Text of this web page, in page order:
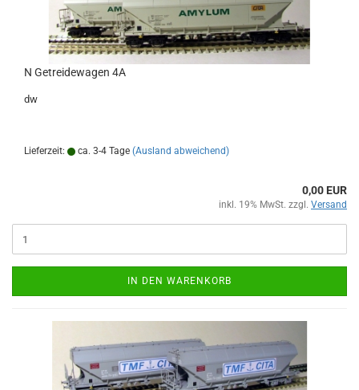
N Getreidewagen 4A
dw
Lieferzeit: ca. 3-4 Tage (Ausland abweichend)
0,00 EUR
inkl. 19% MwSt. zzgl. Versand
IN DEN WARENKORB